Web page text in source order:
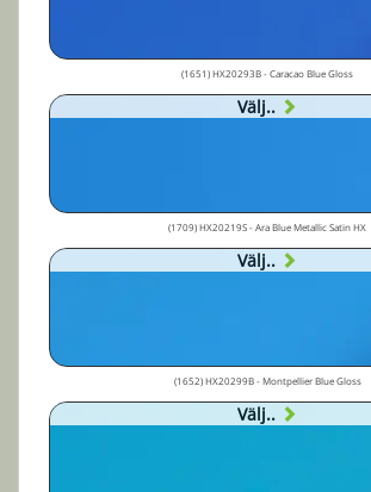
(1651) HX20293B - Caracao Blue Gloss
Välj..
(1709) HX20219S - Ara Blue Metallic Satin HX
Välj..
(1652) HX20299B - Montpellier Blue Gloss
Välj..